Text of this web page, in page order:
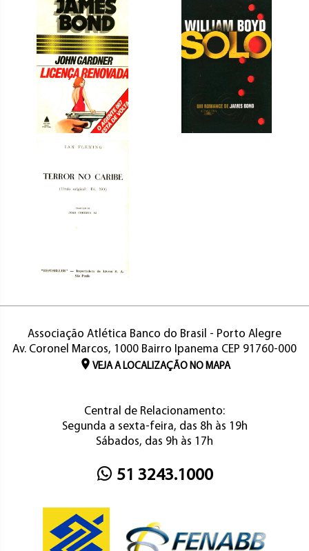
Associação Atlética Banco do Brasil - Porto Alegre
Av. Coronel Marcos, 1000 Bairro Ipanema CEP 91760-000
VEJA A LOCALIZAÇÃO NO MAPA
Central de Relacionamento:
Segunda a sexta-feira, das 8h às 19h
Sábados, das 9h às 17h
51 3243.1000